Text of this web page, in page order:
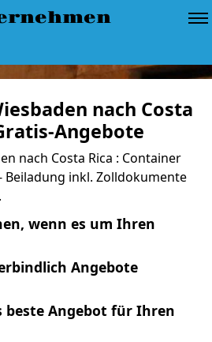
nach Costa
Angebote
nach Costa Rica : Container
Beiladung inkl. Zolldokumente
wenn es um Ihren
Angebote
beste Angebot für Ihren